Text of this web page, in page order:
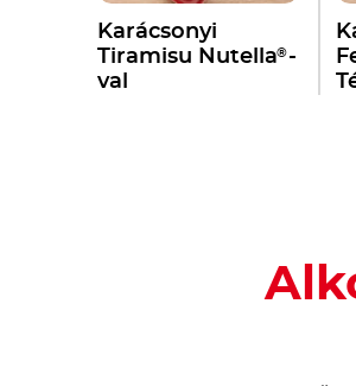
Karácsonyi
Tiramisu Nutella®-
val